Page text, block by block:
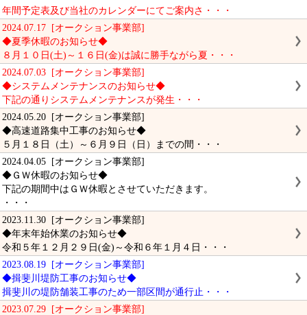
年間予定表及び当社のカレンダーにてご案内さ・・・
2024.07.17 [オークション事業部]
◆夏季休暇のお知らせ◆
８月１０日(土)～１６日(金)は誠に勝手ながら夏・・・
2024.07.03 [オークション事業部]
◆システムメンテナンスのお知らせ◆
下記の通りシステムメンテナンスが発生・・・
2024.05.20 [オークション事業部]
◆高速道路集中工事のお知らせ◆
５月１８日（土）～６月９日（日）までの間・・・
2024.04.05 [オークション事業部]
◆ＧＷ休暇のお知らせ◆
下記の期間中はＧＷ休暇とさせていただきます。
・・・
2023.11.30 [オークション事業部]
◆年末年始休業のお知らせ◆
令和５年１２月２９日(金)～令和６年１月４日・・・
2023.08.19 [オークション事業部]
◆揖斐川堤防工事のお知らせ◆
揖斐川の堤防舗装工事のため一部区間が通行止・・・
2023.07.29 [オークション事業部]